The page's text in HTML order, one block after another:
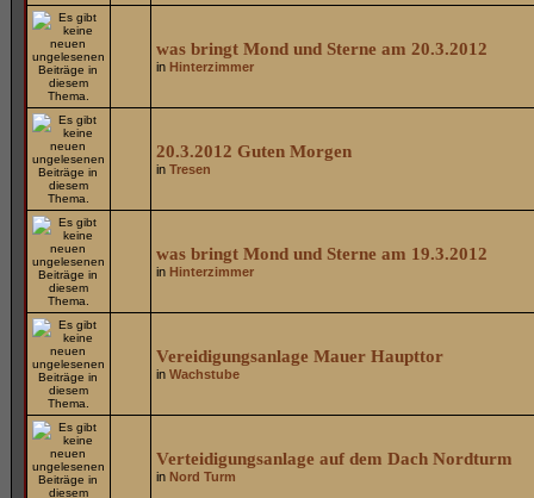
was bringt Mond und Sterne am 20.3.2012
in Hinterzimmer
20.3.2012 Guten Morgen
in Tresen
was bringt Mond und Sterne am 19.3.2012
in Hinterzimmer
Vereidigungsanlage Mauer Haupttor
in Wachstube
Verteidigungsanlage auf dem Dach Nordturm
in Nord Turm